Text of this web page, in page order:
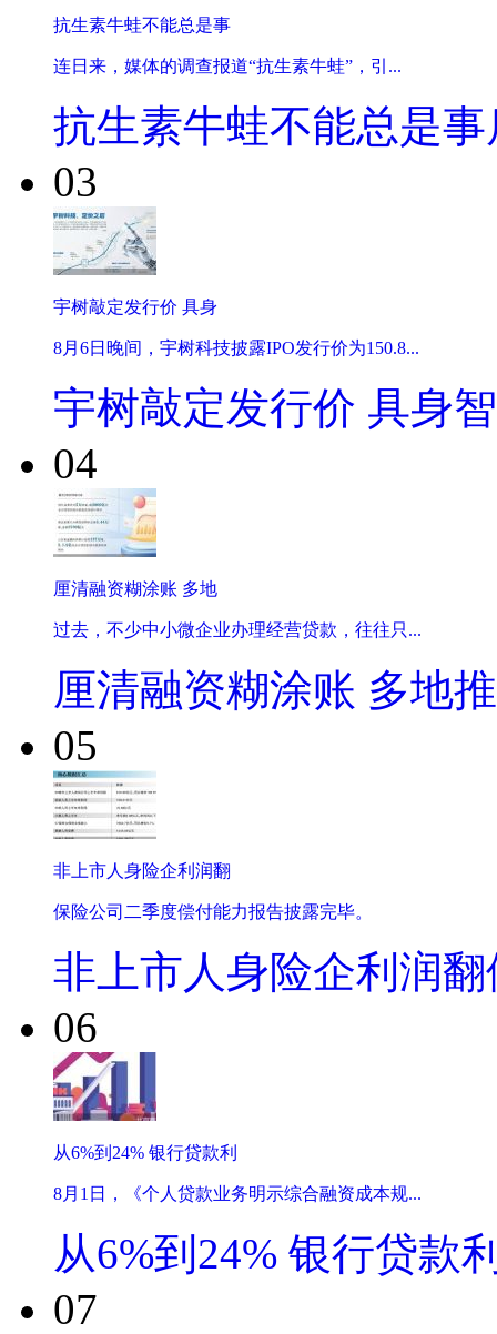
抗生素牛蛙不能总是事
连日来，媒体的调查报道“抗生素牛蛙”，引...
抗生素牛蛙不能总是事
03
宇树敲定发行价 具身
8月6日晚间，宇树科技披露IPO发行价为150.8...
宇树敲定发行价 具身
04
厘清融资糊涂账 多地
过去，不少中小微企业办理经营贷款，往往只...
厘清融资糊涂账 多地
05
非上市人身险企利润翻
保险公司二季度偿付能力报告披露完毕。
非上市人身险企利润翻
06
从6%到24% 银行贷款利
8月1日，《个人贷款业务明示综合融资成本规...
从6%到24% 银行贷款
07